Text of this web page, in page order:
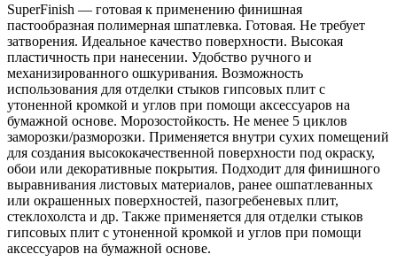
SuperFinish — готовая к применению финишная
пастообразная полимерная шпатлевка. Готовая. Не требует
затворения. Идеальное качество поверхности. Высокая
пластичность при нанесении. Удобство ручного и
механизированного ошкуривания. Возможность
использования для отделки стыков гипсовых плит с
утоненной кромкой и углов при помощи аксессуаров на
бумажной основе. Морозостойкость. Не менее 5 циклов
заморозки/разморозки. Применяется внутри сухих помещений
для создания высококачественной поверхности под окраску,
обои или декоративные покрытия. Подходит для финишного
выравнивания листовых материалов, ранее ошпатлеванных
или окрашенных поверхностей, пазогребеневых плит,
стеклохолста и др. Также применяется для отделки стыков
гипсовых плит с утоненной кромкой и углов при помощи
аксессуаров на бумажной основе.